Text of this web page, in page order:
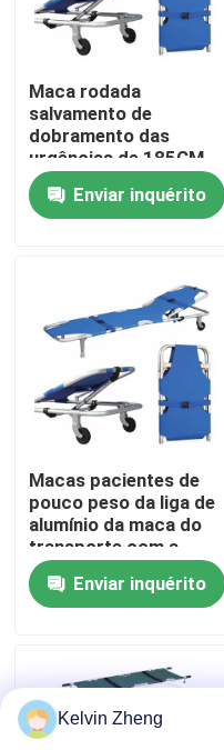
Para casa
Produtos
Sobre nós
Visita à fábrica
Contacte-nos
Notícias
Solicite um orçamento
Maca rodada
salvamento de
dobramento das
urgências de 185CM
ambulância do
hospital de 60 graus
Enviar inquérito
Macas pacientes de
pouco peso da liga de
alumínio da maca do
transporte com a
cama da maca da
emergência médica do
espaldar
Enviar inquérito
Kelvin Zheng